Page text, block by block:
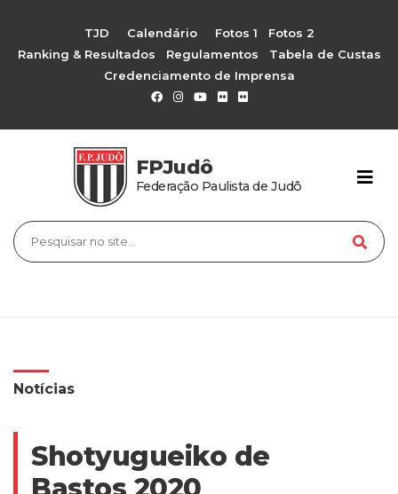
TJD Calendário Fotos 1
Fotos 2
Ranking & Resultados
Regulamentos
Tabela de Custas
Credenciamento de Imprensa
FPJudô
Federação Paulista de Judô
Notícias
Shotyugueiko de